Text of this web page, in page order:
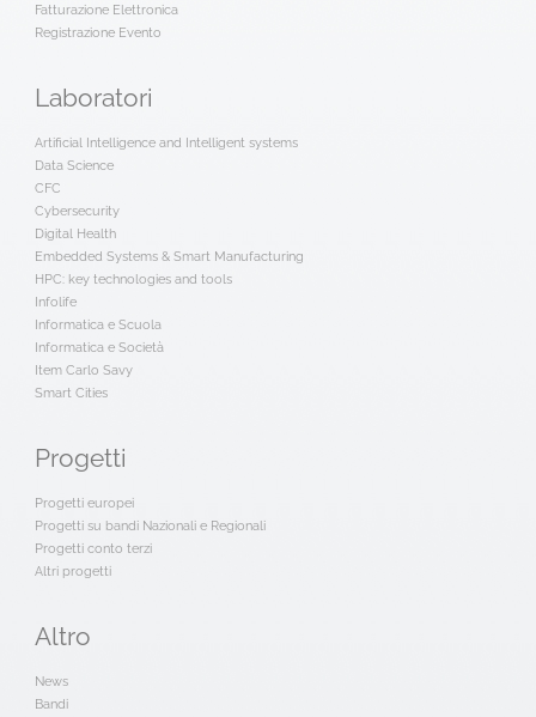
Fatturazione Elettronica
Registrazione Evento
Laboratori
Artificial Intelligence and Intelligent systems
Data Science
CFC
Cybersecurity
Digital Health
Embedded Systems & Smart Manufacturing
HPC: key technologies and tools
Infolife
Informatica e Scuola
Informatica e Società
Item Carlo Savy
Smart Cities
Progetti
Progetti europei
Progetti su bandi Nazionali e Regionali
Progetti conto terzi
Altri progetti
Altro
News
Bandi